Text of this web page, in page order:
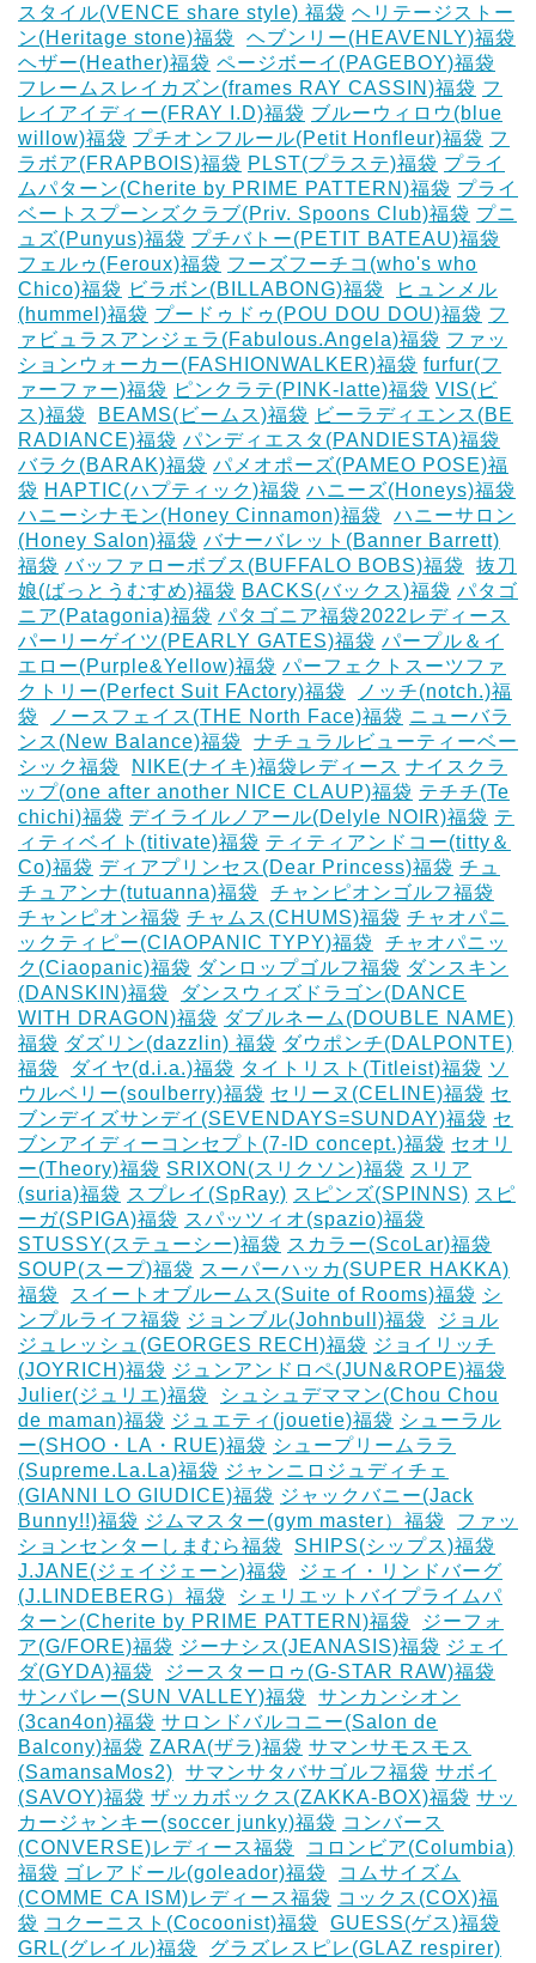
スタイル(VENCE share style) 福袋 ヘリテージストー
ン(Heritage stone)福袋
ヘブンリー(HEAVENLY)福袋
ヘザー(Heather)福袋 ページボーイ(PAGEBOY)福袋
フレームスレイカズン(frames RAY CASSIN)福袋 フ
レイアイディー(FRAY I.D)福袋 ブルーウィロウ(blue
willow)福袋 プチオンフルール(Petit Honfleur)福袋 フ
ラボア(FRAPBOIS)福袋 PLST(プラステ)福袋 プライ
ムパターン(Cherite by PRIME PATTERN)福袋 プライ
ベートスプーンズクラブ(Priv. Spoons Club)福袋 プニ
ュズ(Punyus)福袋 プチバトー(PETIT BATEAU)福袋
フェルゥ(Feroux)福袋 フーズフーチコ(who's who
Chico)福袋 ビラボン(BILLABONG)福袋
ヒュンメル
(hummel)福袋 プードゥドゥ(POU DOU DOU)福袋 フ
ァビュラスアンジェラ(Fabulous.Angela)福袋 ファッ
ションウォーカー(FASHIONWALKER)福袋 furfur(フ
ァーファー)福袋 ピンクラテ(PINK-latte)福袋 VIS(ビ
ス)福袋
BEAMS(ビームス)福袋 ビーラディエンス(BE
RADIANCE)福袋 パンディエスタ(PANDIESTA)福袋
バラク(BARAK)福袋 パメオポーズ(PAMEO POSE)福
袋 HAPTIC(ハプティック)福袋 ハニーズ(Honeys)福袋
ハニーシナモン(Honey Cinnamon)福袋
ハニーサロン
(Honey Salon)福袋 バナーバレット(Banner Barrett)
福袋 バッファローボブス(BUFFALO BOBS)福袋
抜刀
娘(ばっとうむすめ)福袋 BACKS(バックス)福袋 パタゴ
ニア(Patagonia)福袋 パタゴニア福袋2022レディース
パーリーゲイツ(PEARLY GATES)福袋 パープル＆イ
エロー(Purple&Yellow)福袋 パーフェクトスーツファ
クトリー(Perfect Suit FActory)福袋
ノッチ(notch.)福
袋
ノースフェイス(THE North Face)福袋 ニューバラ
ンス(New Balance)福袋
ナチュラルビューティーベー
シック福袋
NIKE(ナイキ)福袋レディース ナイスクラ
ップ(one after another NICE CLAUP)福袋 テチチ(Te
chichi)福袋 デイライルノアール(Delyle NOIR)福袋 テ
ィティベイト(titivate)福袋 ティティアンドコー(titty＆
Co)福袋 ディアプリンセス(Dear Princess)福袋 チュ
チュアンナ(tutuanna)福袋
チャンピオンゴルフ福袋
チャンピオン福袋 チャムス(CHUMS)福袋 チャオパニ
ックティピー(CIAOPANIC TYPY)福袋
チャオパニッ
ク(Ciaopanic)福袋 ダンロップゴルフ福袋 ダンスキン
(DANSKIN)福袋
ダンスウィズドラゴン(DANCE
WITH DRAGON)福袋 ダブルネーム(DOUBLE NAME)
福袋 ダズリン(dazzlin) 福袋 ダウポンチ(DALPONTE)
福袋
ダイヤ(d.i.a.)福袋 タイトリスト(Titleist)福袋 ソ
ウルベリー(soulberry)福袋 セリーヌ(CELINE)福袋 セ
ブンデイズサンデイ(SEVENDAYS=SUNDAY)福袋 セ
ブンアイディーコンセプト(7-ID concept.)福袋 セオリ
ー(Theory)福袋 SRIXON(スリクソン)福袋 スリア
(suria)福袋 スプレイ(SpRay) スピンズ(SPINNS) スピ
ーガ(SPIGA)福袋 スパッツィオ(spazio)福袋
STUSSY(ステューシー)福袋 スカラー(ScoLar)福袋
SOUP(スープ)福袋 スーパーハッカ(SUPER HAKKA)
福袋
スイートオブルームス(Suite of Rooms)福袋 シ
ンプルライフ福袋 ジョンブル(Johnbull)福袋
ジョル
ジュレッシュ(GEORGES RECH)福袋 ジョイリッチ
(JOYRICH)福袋 ジュンアンドロペ(JUN&ROPE)福袋
Julier(ジュリエ)福袋
シュシュデママン(Chou Chou
de maman)福袋 ジュエティ(jouetie)福袋 シューラル
ー(SHOO・LA・RUE)福袋 シュープリームララ
(Supreme.La.La)福袋 ジャンニロジュディチェ
(GIANNI LO GIUDICE)福袋 ジャックバニー(Jack
Bunny!!)福袋 ジムマスター(gym master）福袋
ファッ
ションセンターしまむら福袋
SHIPS(シップス)福袋
J.JANE(ジェイジェーン)福袋
ジェイ・リンドバーグ
(J.LINDEBERG）福袋
シェリエットバイプライムパ
ターン(Cherite by PRIME PATTERN)福袋
ジーフォ
ア(G/FORE)福袋 ジーナシス(JEANASIS)福袋 ジェイ
ダ(GYDA)福袋
ジースターロゥ(G-STAR RAW)福袋
サンバレー(SUN VALLEY)福袋
サンカンシオン
(3can4on)福袋 サロンドバルコニー(Salon de
Balcony)福袋 ZARA(ザラ)福袋 サマンサモスモス
(SamansaMos2)
サマンサタバサゴルフ福袋 サボイ
(SAVOY)福袋 ザッカボックス(ZAKKA-BOX)福袋 サッ
カージャンキー(soccer junky)福袋 コンバース
(CONVERSE)レディース福袋
コロンビア(Columbia)
福袋 ゴレアドール(goleador)福袋
コムサイズム
(COMME CA ISM)レディース福袋 コックス(COX)福
袋 コクーニスト(Cocoonist)福袋
GUESS(ゲス)福袋
GRL(グレイル)福袋
グラズレスピレ(GLAZ respirer)